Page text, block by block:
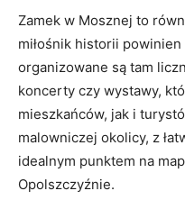
Zamek w⁢ Mosznej ⁣to
miłośnik historii
organizowane są tam
koncerty czy ⁤wystawy,
mieszkańców, jak i
malowniczej okolicy, z
idealnym punktem na
Opolszczyźnie.